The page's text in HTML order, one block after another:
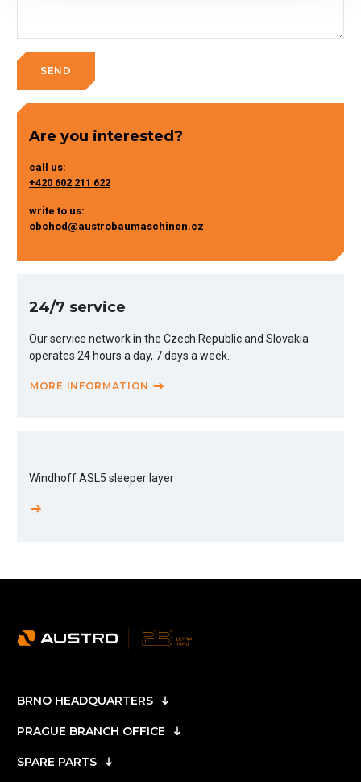
Are you interested?
call us:
+420 602 211 622
write to us:
obchod@austrobaumaschinen.cz
24/7 service
Our service network in the Czech Republic and Slovakia
operates 24 hours a day, 7 days a week.
MORE INFORMATION
Windhoff ASL5 sleeper layer
BRNO HEADQUARTERS
PRAGUE BRANCH OFFICE
SPARE PARTS